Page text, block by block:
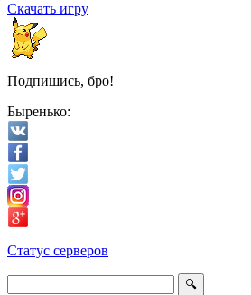
Скачать игру
Подпишись, бро!
Быренько:
Статус серверов